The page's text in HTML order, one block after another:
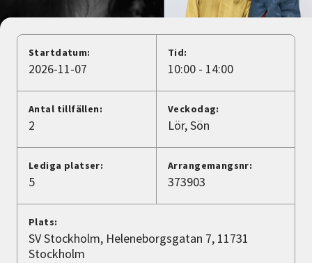
Nyheter
Avdelningar
Lyssna
Startdatum:
2026-11-07
Tid:
10:00 - 14:00
Antal tillfällen:
2
Veckodag:
Lör Sön
Lediga platser:
5
Arrangemangsnr:
373903
Plats:
SV Stockholm, Heleneborgsgatan 7, 11731
Stockholm